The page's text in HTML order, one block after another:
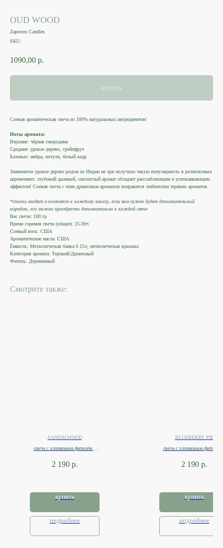
OUD WOOD
Zaprosto Candles
SKU:
1090,00 р.
купить
Соевая ароматическая свеча из 100% натуральных ингредиентов!
Ноты аромата:
Верхние: чёрная смородина
Средние: удовое дерево, грейпфрут
Базовые: амбра, пачули, белый кедр
Знаменитое удовое дерево родом из Индии не зря получило такую популярность в религиозных
церемониях: глубокий дымный, смолистый аромат обладает расслабляющим и успокаивающим
эффектом! Соевая свеча с этим древесным ароматом понравится любителям терпких ароматов.
*спички входят в комплект к каждому заказу, если вам нужен будет дополнительный
коробок, его можно приобрести дополнительно к каждой свече
Вес свечи: 100 гр
Время горения свечи (общее): 25-30ч
Соевый воск: США
Ароматические масла: США
Ёмкость: Металлическая банка 0.15л; металлическая крышка
Категория аромата: Терпкий/Древесный
Фитиль: Деревянный
Смотрите также:
SANDALWOOD
свеча с хлопковым фитилём в
2 190 р.
купить
подробнее
BLUEBERRY PIE
свеча с хлопковым фитилём
2 190 р.
купить
подробнее